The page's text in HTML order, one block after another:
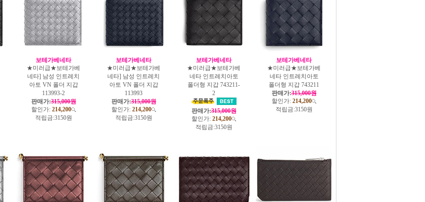
보테가베네타
★미러급★보테가베
네타] 남성 인트레치
아토 VN 폴더 지갑
113993-2
판매가:315,000원
할인가: 214,200
적립금:3150원
보테가베네타
★미러급★보테가베
네타] 남성 인트레치
아토 VN 폴더 지갑
113993
판매가:315,000원
할인가: 214,200
적립금:3150원
보테가베네타
★미러급★보테가베
네타 인트레치아토
폴더형 지갑 743211-
2
판매가:315,000원
할인가: 214,200
적립금:3150원
보테가베네타
★미러급★보테가베
네타 인트레치아토
폴더형 지갑 743211
판매가:315,000원
할인가: 214,200
적립금:3150원